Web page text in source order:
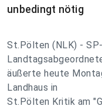
unbedingt nötig
St.Pölten (NLK) -
äußerte heute
Landhaus in
St.Pölten Kritik am